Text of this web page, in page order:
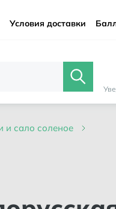
Условия доставки
и сало соленое